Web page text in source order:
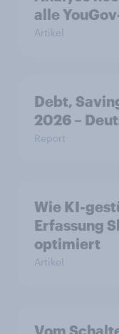
alle
Artikel
Debt,
2026 –
Report
Wie KI-
Erfassung
optimiert
Artikel
Vom